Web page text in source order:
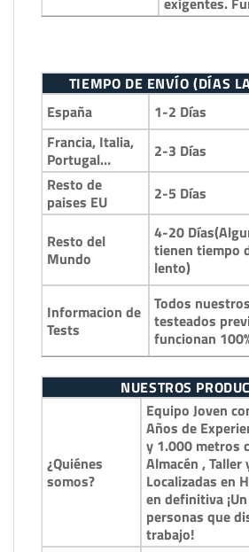
TIEMPO DE ENVÍO (DÍAS
España
1-2 Días
Francia, Italia,
Portugal…
2-3 Días
Resto de
paises EU
2-5 Días
Resto del
Mundo
4-20
tienen tiempo
lento)
Informacion de
Tests
Todos
testeados
funcionan
NUESTROS
¿Quiénes
somos?
Equipo Joven
Años de
y 1.000 metros
Almacén , Taller
Localizadas en
en definitiva
personas que
trabajo!